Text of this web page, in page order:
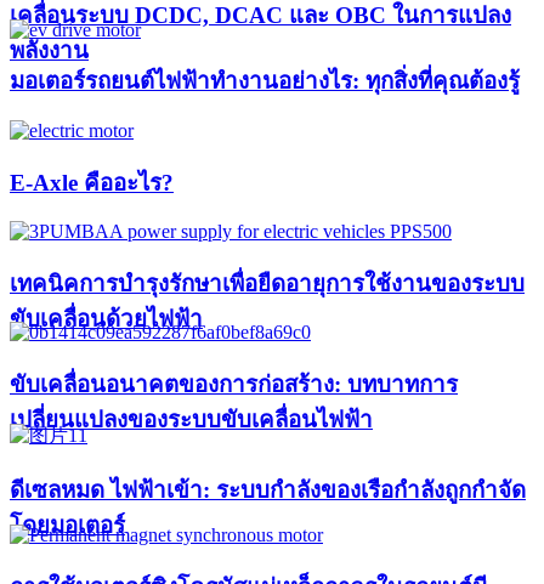
เคลื่อนระบบ DCDC, DCAC และ OBC ในการแปลง
พลังงาน
มอเตอร์รถยนต์ไฟฟ้าทำงานอย่างไร: ทุกสิ่งที่คุณต้องรู้
E-Axle คืออะไร?
เทคนิคการบำรุงรักษาเพื่อยืดอายุการใช้งานของระบบ
ขับเคลื่อนด้วยไฟฟ้า
ขับเคลื่อนอนาคตของการก่อสร้าง: บทบาทการ
เปลี่ยนแปลงของระบบขับเคลื่อนไฟฟ้า
ดีเซลหมด ไฟฟ้าเข้า: ระบบกำลังของเรือกำลังถูกกำจัด
โดยมอเตอร์